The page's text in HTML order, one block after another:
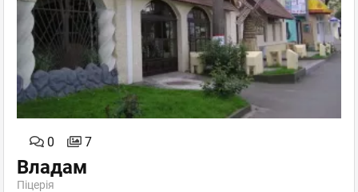
0 7
Владам
Піцерія